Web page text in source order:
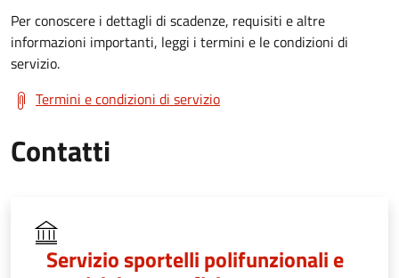
Per conoscere i dettagli di scadenze, requisiti e altre
informazioni importanti, leggi i termini e le condizioni di
servizio.
Termini e condizioni di servizio
Contatti
Servizio sportelli polifunzionali e